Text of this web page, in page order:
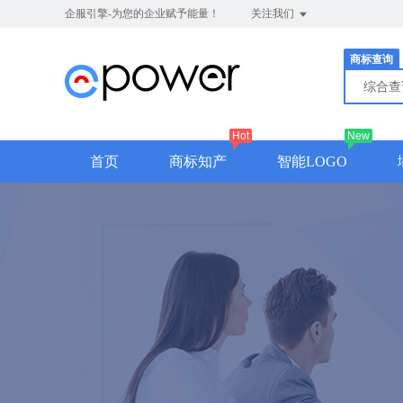
企服引擎-为您的企业赋予能量！ 关注我们
商标查询
综合
首页 商标知产
Hot
智能LOGO
New